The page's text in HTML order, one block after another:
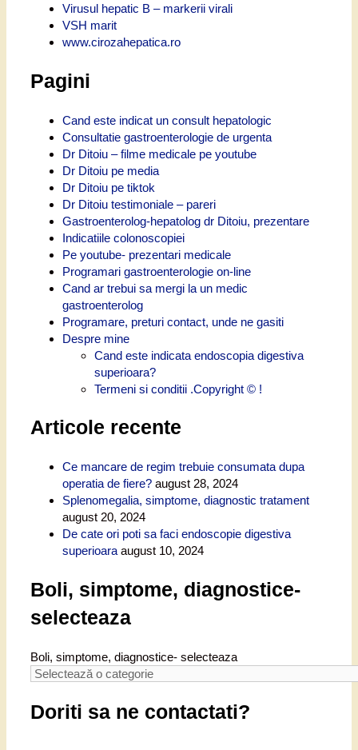
Virusul hepatic B – markerii virali
VSH marit
www.cirozahepatica.ro
Pagini
Cand este indicat un consult hepatologic
Consultatie gastroenterologie de urgenta
Dr Ditoiu – filme medicale pe youtube
Dr Ditoiu pe media
Dr Ditoiu pe tiktok
Dr Ditoiu testimoniale – pareri
Gastroenterolog-hepatolog dr Ditoiu, prezentare
Indicatiile colonoscopiei
Pe youtube- prezentari medicale
Programari gastroenterologie on-line
Cand ar trebui sa mergi la un medic
gastroenterolog
Programare, preturi contact, unde ne gasiti
Despre mine
Cand este indicata endoscopia digestiva
superioara?
Termeni si conditii .Copyright © !
Articole recente
Ce mancare de regim trebuie consumata dupa
operatia de fiere? august 28, 2024
Splenomegalia, simptome, diagnostic tratament
august 20, 2024
De cate ori poti sa faci endoscopie digestiva
superioara august 10, 2024
Boli, simptome, diagnostice-
selecteaza
Boli, simptome, diagnostice- selecteaza
Doriti sa ne contactati?